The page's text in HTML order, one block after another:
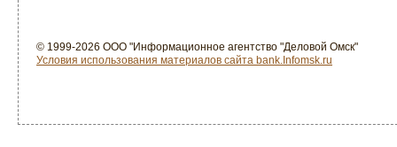
© 1999-2026 ООО "Информационное агентство "Деловой Омск"
Условия использования материалов сайта bank.Infomsk.ru